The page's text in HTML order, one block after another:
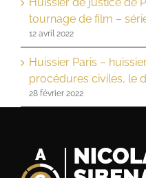
tournage de film –
12 avril 2022
Huissier Paris –
procédures civiles, le
28 février 2022